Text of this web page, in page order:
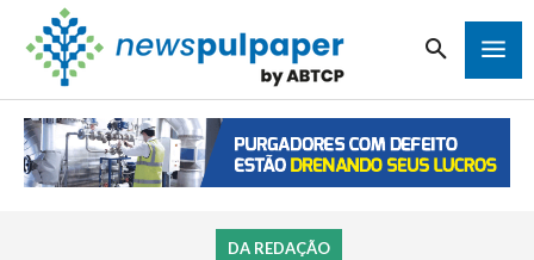
DA REDAÇÃO